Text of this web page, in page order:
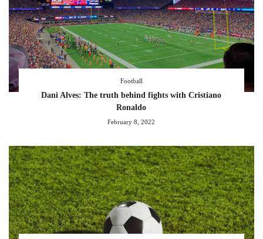
Football
Dani Alves: The truth behind fights with Cristiano
Ronaldo
February 8, 2022